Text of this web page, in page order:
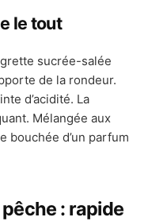
le tout
sucrée-salée
de la rondeur.
d’acidité. La
Mélangée aux
bouchée d’un parfum
: rapide